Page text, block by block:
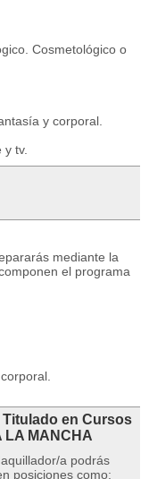
Cosmetológico o
y corporal.
tv.
mediante la
el programa
en Cursos
LA MANCHA
a podrás
posiciones como: